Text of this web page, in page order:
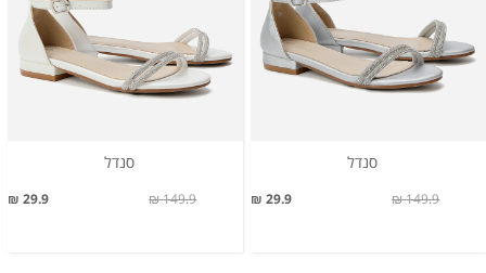
סנדל
29.9 ₪ 149.9 ₪
סנדל
29.9 ₪ 149.9 ₪